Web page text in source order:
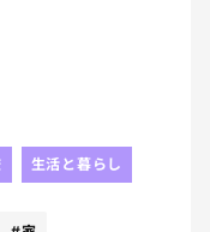
り、
生活と暮らし